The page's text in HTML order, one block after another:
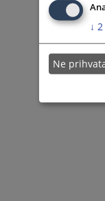
↓ 2
Ne